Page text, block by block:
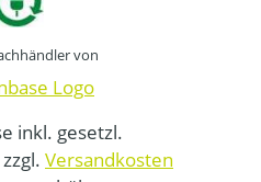
von
inkl. gesetzl.
Versandkosten